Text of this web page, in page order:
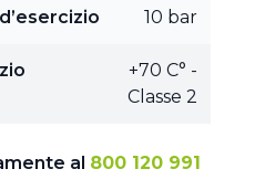
10 bar
+70 C° -
Classe 2
al 800 120 991